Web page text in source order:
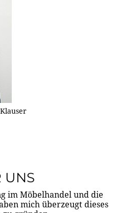
UNS
im Möbelhandel und die
mich überzeugt dieses